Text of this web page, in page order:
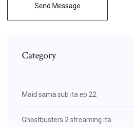
Send Message
Category
Maid sama sub ita ep 22
Ghostbusters 2 streaming ita